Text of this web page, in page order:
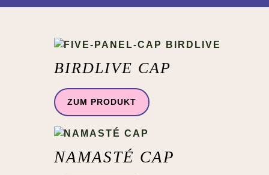
BIRDLIVE CAP
ZUM PRODUKT
NAMASTÉ CAP